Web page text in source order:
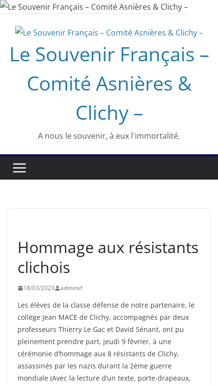
Passer
contenu
Le Souvenir Français –
Comité Asnières &
Clichy –
A nous le souvenir, à eux l'immortalité.
Hommage aux résistants
clichois
18/03/2023 adminsf
Les élèves de la classe défense de notre partenaire, le
collège Jean MACE de Clichy, accompagnés par deux
professeurs Thierry Le Gac et David Sénant, ont pu
pleinement prendre part, jeudi 9 février, à une
cérémonie d’hommage aux 8 résistants de Clichy,
assassinés par les nazis durant la 2ème guerre
mondiale (Avec la lecture d’un texte, porte-drapeaux,